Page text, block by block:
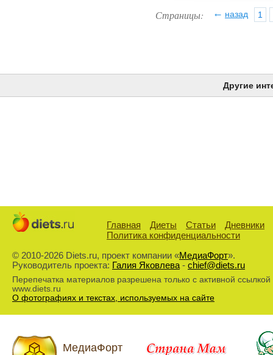
Страницы: назад
← 1
Другие
Главная Диеты Статьи
Дневники
Политика конфиденциальности
© 2010-2026 Diets.ru, проект компании «МедиаФорт».
Руководитель проекта: Галия Яковлева - chief@diets.ru
Перепечатка материалов разрешена только с активной ссылкой
www.diets.ru
О фотографиях и текстах, используемых на сайте
МедиаФорт